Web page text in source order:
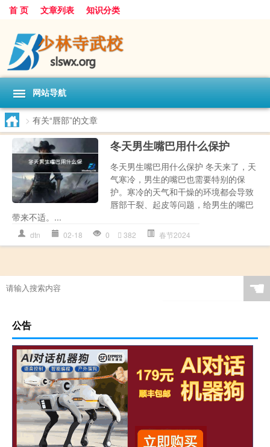
首 页 文章列表 知识分类
网站导航
> 有关“唇部”的文章
冬天男生嘴巴用什么保护
冬天男生嘴巴用什么保护 冬天来了，天
气寒冷，男生的嘴巴也需要特别的保
护。寒冷的天气和干燥的环境都会导致
唇部干裂、起皮等问题，给男生的嘴巴
带来不适。...
dtn 02-18 0 382 春节2024
☚
公告